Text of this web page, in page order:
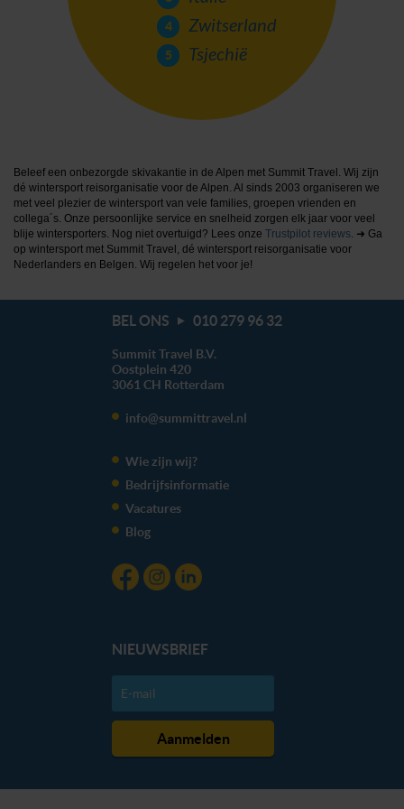
We werken samen met20 derden
die uw gegevens
kunnen ontvangen en verwerken.Zwitserland
Tsjechië
Beleef een onbezorgde skivakantie in de Alpen met Summit Travel. Wij zijn
dé wintersport reisorganisatie voor de Alpen. Al sinds 2003 organiseren we
met veel plezier de wintersport van vele families, groepen vrienden en
collega´s. Onze persoonlijke service en snelheid zorgen elk jaar voor veel
blije wintersporters. Nog niet overtuigd? Lees onze Trustpilot reviews. ➜ Ga
op wintersport met Summit Travel, dé wintersport reisorganisatie voor
Nederlanders en Belgen. Wij regelen het voor je!
BEL ONS 010 279 96 32
Summit Travel B.V.
Oostplein 420
3061 CH Rotterdam
info@summittravel.nl
Wie zijn wij?
Bedrijfsinformatie
Vacatures
Blog
NIEUWSBRIEF